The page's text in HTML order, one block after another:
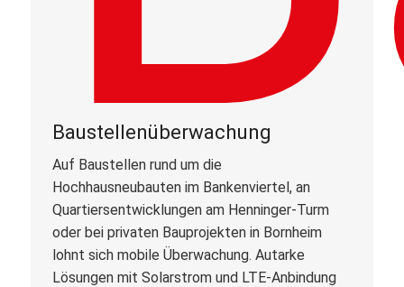
Baustellenüberwachung
Auf Baustellen rund um die
Hochhausneubauten im Bankenviertel, an
Quartiersentwicklungen am Henninger-Turm
oder bei privaten Bauprojekten in Bornheim
lohnt sich mobile Überwachung. Autarke
Lösungen mit Solarstrom und LTE-Anbindung